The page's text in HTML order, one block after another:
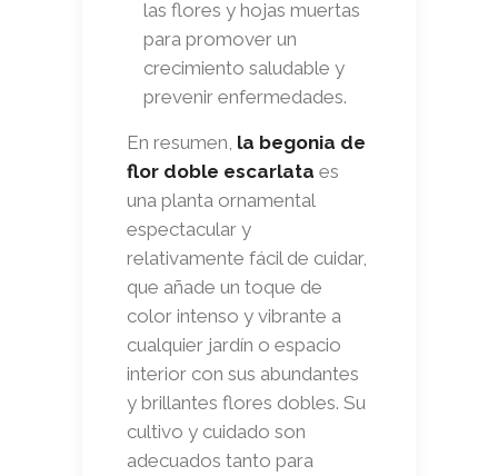
las flores y hojas muertas
para promover un
crecimiento saludable y
prevenir enfermedades.
En resumen, la begonia de
flor doble escarlata es
una planta ornamental
espectacular y
relativamente fácil de cuidar,
que añade un toque de
color intenso y vibrante a
cualquier jardín o espacio
interior con sus abundantes
y brillantes flores dobles. Su
cultivo y cuidado son
adecuados tanto para